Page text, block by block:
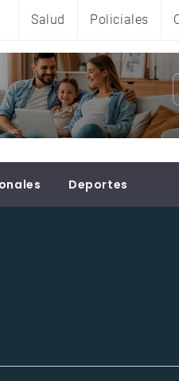
Salud Policiales
Deportes